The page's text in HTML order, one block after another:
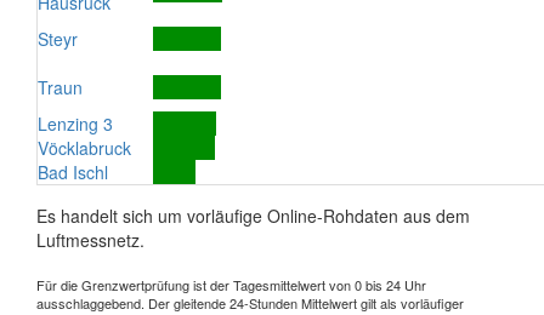
Steyr
Traun
Lenzing 3
Vöcklabruck
Bad Ischl
Es handelt sich um vorläufige Online-Rohdaten aus dem
Luftmessnetz.
Für die Grenzwertprüfung ist der Tagesmittelwert von 0 bis 24 Uhr
ausschlaggebend. Der gleitende 24-Stunden Mittelwert gilt als vorläufiger